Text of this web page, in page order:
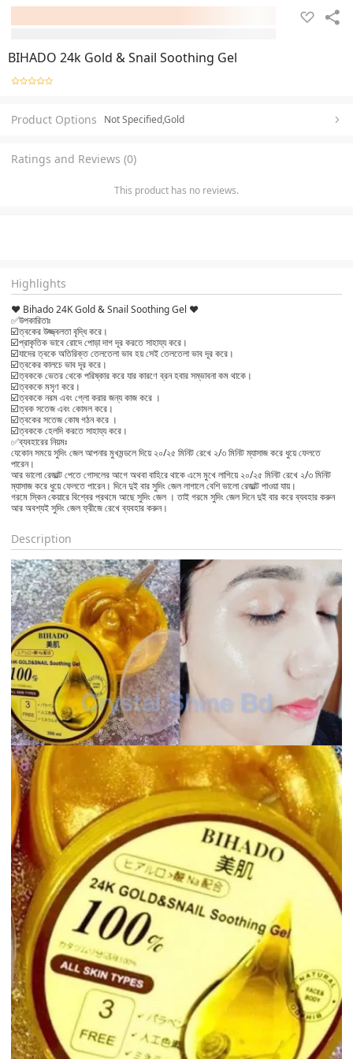
BIHADO 24k Gold & Snail Soothing Gel
Product Options Not Specified,Gold
Ratings and Reviews (0)
This product has no reviews.
Highlights
❤️ Bihado 24K Gold & Snail Soothing Gel ❤️
✅উপকারিতাঃ
☑️ত্বকের উজ্জ্বলতা বৃদ্ধি করে।
☑️প্রাকৃতিক ভাবে রোদে পোড়া দাগ দূর করতে সাহায্য করে।
☑️যাদের ত্বকে অতিরিক্ত তেলতেলা ভাব হয় সেই তেলতেলা ভাব দূর করে।
☑️ত্বকের কালচে ভাব দূর করে।
☑️ত্বককে ভেতর থেকে পরিষ্কার করে‌ যার কারণে ব্রন হবার সম্ভাবনা কম থাকে‌।
☑️ত্বককে মসৃণ করে।
☑️ত্বককে নরম এবং গ্লো করার জন্য কাজ করে ‌।
☑️ত্বক সতেজ এবং কোমল‌ করে।
☑️ত্বকের সতেজ কোষ গঠন করে ‌।
☑️ত্বককে হেলদি করতে সাহায্য করে।
✅ব্যবহারের নিয়মঃ
যেকোন সময়ে সুদিং জেল আপনার মুখমন্ডলে দিয়ে ২০/২৫ মিনিট রেখে ২/৩ মিনিট ম্যাসাজ করে ধুয়ে ফেলতে
পারেন।
আর ভালো রেজাল্ট পেতে গোসলের আগে অথবা বাহিরে থাকে এসে মুখে লাগিয়ে ২০/২৫ মিনিট রেখে ২/৩ মিনিট
ম্যাসাজ করে ধুয়ে ফেলতে পারেন। দিনে দুই বার‌ সুদিং জেল লাগালে বেশি ভালো রেজাল্ট পাওয়া যায়।
গরমে স্কিন কেয়ারে বিশ্বের প্রথমে আছে সুদিং জেল । তাই গরমে সুদিং জেল দিনে দুই বার করে ব্যবহার করুন
আর অবশ্যই সুদিং জেল ফ্রীজে রেখে ব্যবহার করুন।
Description